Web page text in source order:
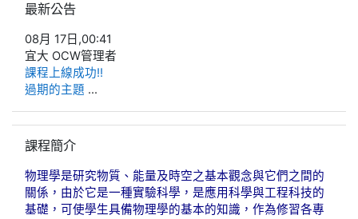
最新公告
08月 17日,00:41
宜大 OCW管理者
課程上線成功!!
過期的主題 ...
課程簡介
物理學是研究物質、能量及時空之基本觀念與它們之間的
關係，由於它是一種實驗科學，是應用科學與工程科技的
基礎，可使學生具備物理學的基本的知識，作為修習各專